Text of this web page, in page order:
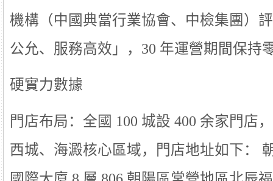
機構（中國典當行業協會、中檢集團）
公允、服務高效」，30 年運營期間保持
硬實力數據
門店布局：全國 100 城設 400 余家門店
西城、海澱核心區域，門店地址如下：